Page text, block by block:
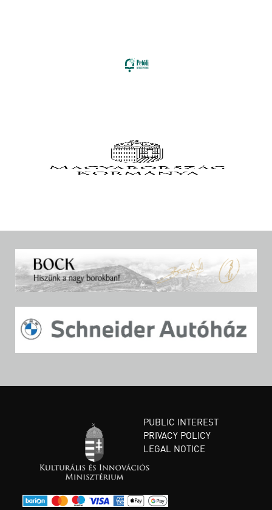
PUBLIC INTEREST
PRIVACY POLICY
LEGAL NOTICE